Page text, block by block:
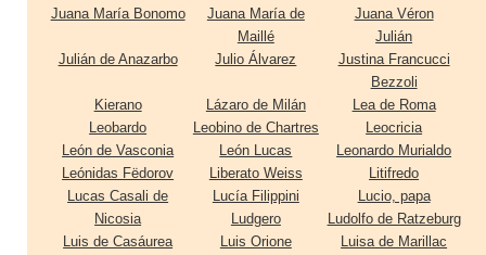
Juana María Bonomo
Juana María de
Maillé
Juana Véron
Julián
Julián de Anazarbo
Julio Álvarez
Justina Francucci
Bezzoli
Kierano
Lázaro de Milán
Lea de Roma
Leobardo
Leobino de Chartres
Leocricia
León de Vasconia
León Lucas
Leonardo Murialdo
Leónidas Fëdorov
Liberato Weiss
Litifredo
Lucas Casali de
Nicosia
Lucía Filippini
Lucio, papa
Ludgero
Ludolfo de Ratzeburg
Luis de Casáurea
Luis Orione
Luisa de Marillac